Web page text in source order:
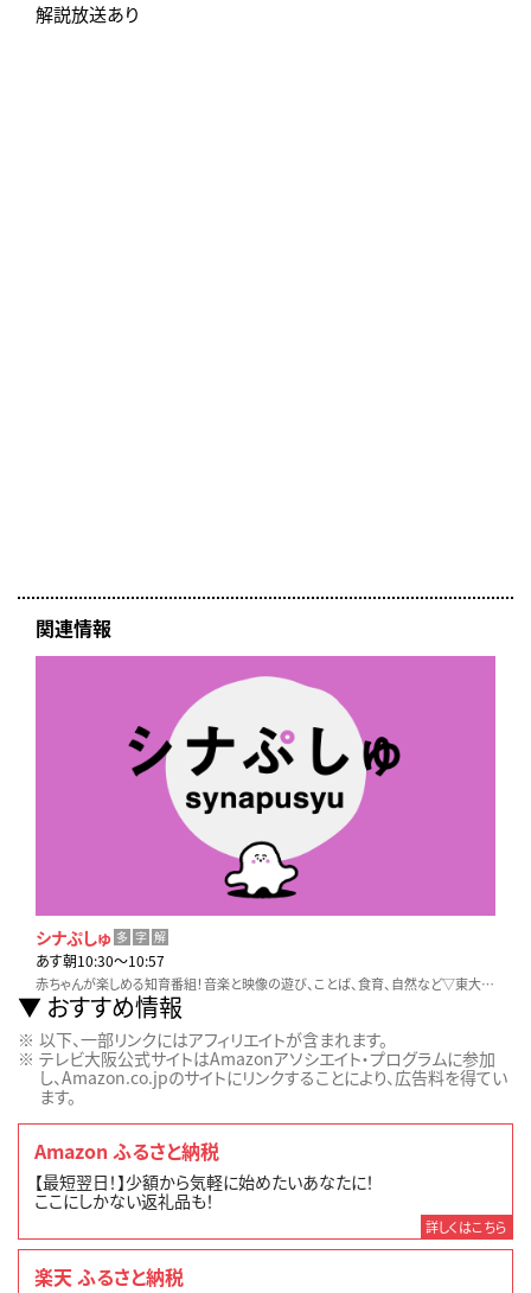
解説放送あり
関連情報
シナぷしゅ 多 字 解
あす朝10:30〜10:57
赤ちゃんが楽しめる知育番組！音楽と映像の遊び、ことば、食育、自然など▽東大赤ちゃんラボ監修
おすすめ情報
以下、一部リンクにはアフィリエイトが含まれます。
テレビ大阪公式サイトはAmazonアソシエイト・プログラムに参加
し、Amazon.co.jpのサイトにリンクすることにより、広告料を得てい
ます。
Amazon ふるさと納税
【最短翌日！】少額から気軽に始めたいあなたに！
ここにしかない返礼品も！
詳しくはこちら
楽天 ふるさと納税